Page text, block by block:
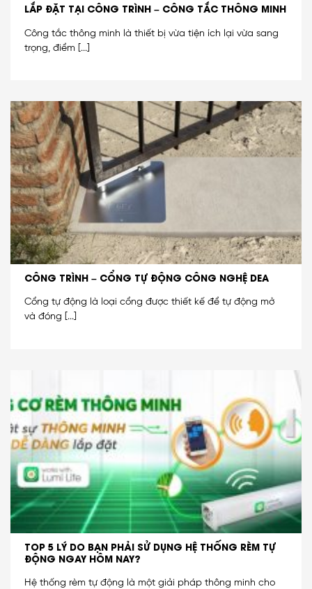
LẮP ĐẶT TẠI CÔNG TRÌNH – CÔNG TẮC THÔNG MINH
Công tắc thông minh là thiết bị vừa tiện ích lại vừa sang
trọng, điểm [...]
CÔNG TRÌNH – CỔNG TỰ ĐỘNG CÔNG NGHỆ DEA
Cổng tự động là loại cổng được thiết kế để tự động mở
và đóng [...]
TOP 5 LÝ DO BẠN PHẢI SỬ DỤNG HỆ THỐNG RÈM TỰ
ĐỘNG NGAY HÔM NAY?
Hệ thống rèm tự động là một giải pháp thông minh cho